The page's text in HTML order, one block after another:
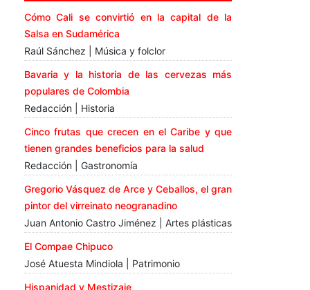
Cómo Cali se convirtió en la capital de la
Salsa en Sudamérica
Raúl Sánchez | Música y folclor
Bavaria y la historia de las cervezas más
populares de Colombia
Redacción | Historia
Cinco frutas que crecen en el Caribe y que
tienen grandes beneficios para la salud
Redacción | Gastronomía
Gregorio Vásquez de Arce y Ceballos, el gran
pintor del virreinato neogranadino
Juan Antonio Castro Jiménez | Artes plásticas
El Compae Chipuco
José Atuesta Mindiola | Patrimonio
Hispanidad y Mestizaje